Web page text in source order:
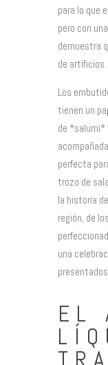
para lo que
pero con
demuestra
de artificios.
Los
tienen un
de *salumi*
perfecta
trozo de
la historia
región, de
una
EL